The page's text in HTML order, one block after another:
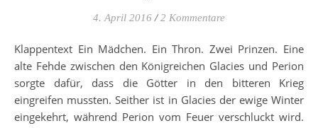
4. April 2016 / 2 Kommentare
Klappentext Ein Mädchen. Ein Thron. Zwei Prinzen. Eine
alte Fehde zwischen den Königreichen Glacies und Perion
sorgte dafür, dass die Götter in den bitteren Krieg
eingreifen mussten. Seither ist in Glacies der ewige Winter
eingekehrt, während Perion vom Feuer verschluckt wird.